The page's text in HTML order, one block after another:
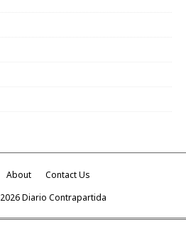
About
Contact Us
2026Diario Contrapartida